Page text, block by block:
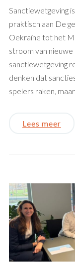
Sanctiewetgeving
praktisch aan De
Oekraïne tot het
stroom van
sanctiewetgeving
denken dat
spelers raken,
Lees meer